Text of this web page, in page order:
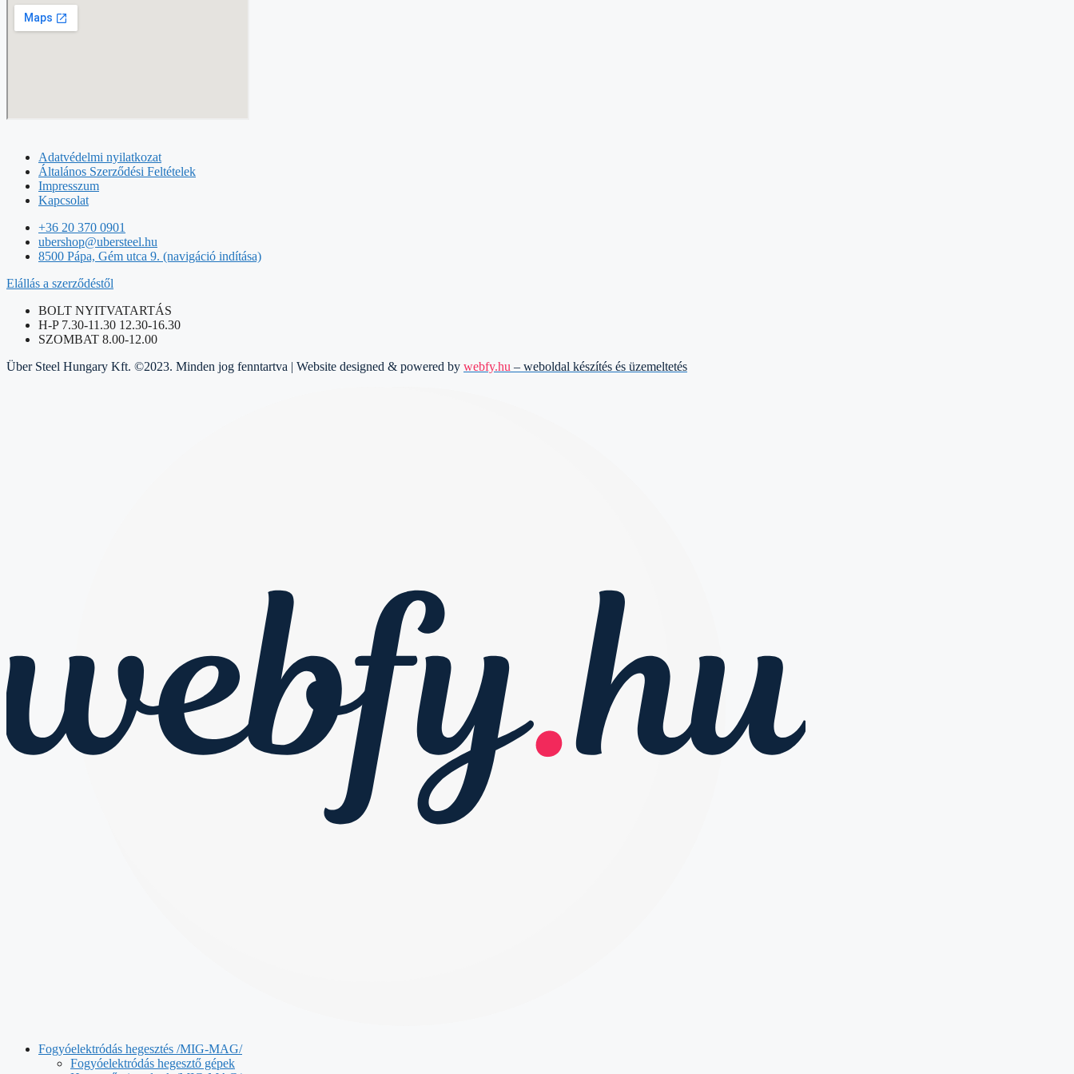
Adatvédelmi nyilatkozat
Általános Szerződési Feltételek
Impresszum
Kapcsolat
+36 20 370 0901
ubershop@ubersteel.hu
8500 Pápa, Gém utca 9. (navigáció indítása)
Elállás a szerződéstől
BOLT NYITVATARTÁS
H-P 7.30-11.30 12.30-16.30
SZOMBAT 8.00-12.00
Über Steel Hungary Kft. ©2023. Minden jog fenntartva | Website designed & powered by webfy.hu – weboldal készítés és üzemeltetés
Fogyóelektródás hegesztés /MIG-MAG/
Fogyóelektródás hegesztő gépek